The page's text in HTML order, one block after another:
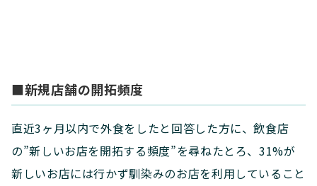
■新規店舗の開拓頻度
直近3ヶ月以内で外食をしたと回答した方に、飲食店
の”新しいお店を開拓する頻度”を尋ねたとろ、31%が
新しいお店には行かず馴染みのお店を利用していること